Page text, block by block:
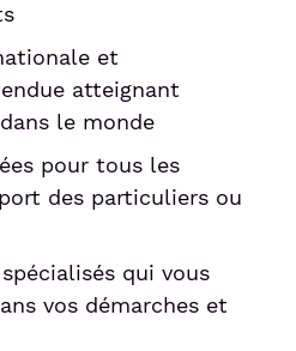
et
atteignant
le monde
pour tous les
des particuliers ou
qui vous
vos démarches et